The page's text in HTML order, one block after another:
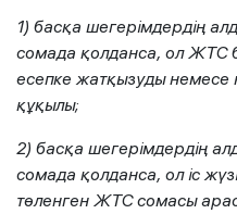
1) басқа шегерімдердің
сомада қолданса, ол ЖТС
есепке жатқызуды немесе
құқылы;
2) басқа шегерімдердің
сомада қолданса, ол іс
төленген ЖТС сомасы